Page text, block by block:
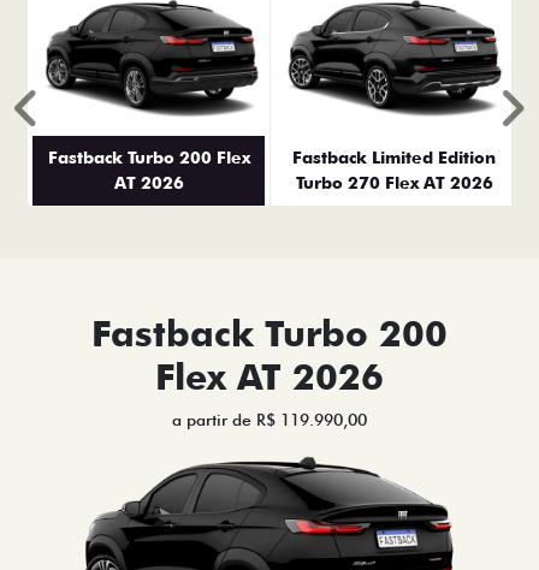
Fastback Turbo 200 Flex
AT 2026
Fastback Limited Edition
Turbo 270 Flex AT 2026
Anterior
Fastback Turbo 200
Flex AT 2026
a partir de R$ 119.990,00